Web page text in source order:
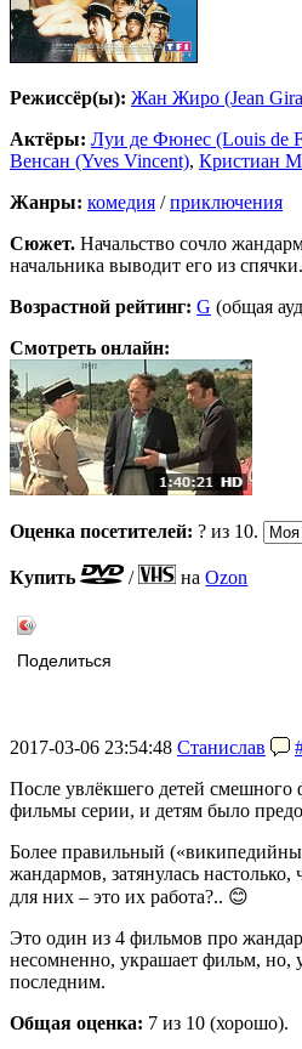
Режиссёр(ы): Жан Жиро (Jean
Актёры: Луи де Фюнес (Louis de
Венсан (Yves Vincent), Кристиан
Жанры: комедия /приключения
Сюжет. Начальство сочло
начальника выводит его из
Возрастной рейтинг: G (общая
Смотреть онлайн:
Оценка посетителей: ? из 10.
Купить / наOzon
Поделиться
2017-03-06 23:54:48 Станислав
После увлёкшего детей смешного
фильмы серии, и детям было
Более правильный
жандармов, затянулась
для них – это их работа?.. 😊
Это один из 4 фильмов про
несомненно, украшает фильм, но,
последним.
Общая оценка: 7 из 10 (хорошо).